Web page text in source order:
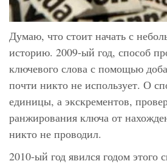
Думаю, что стоит начать с
историю. 2009-ый год, способ
ключевого слова с помощью
почти никто не использует. О
единицы, а экскрементов,
ранжирования ключа от
никто не проводил.
2010-ый год явился годом этого